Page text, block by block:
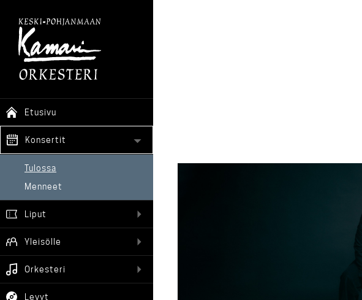
Etusivu
Konsertit
Tulossa
Menneet
Liput
Yleisölle
Orkesteri
Levyt